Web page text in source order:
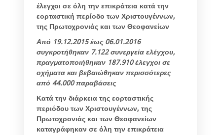
έλεγχοι σε όλη την επικράτεια κατά την
εορταστική περίοδο των Χριστουγέννων,
της Πρωτοχρονιάς και των Θεοφανείων
Από 19.12.2015 έως 06.01.2016
συγκροτήθηκαν 7.122 συνεργεία ελέγχου,
πραγματοποιήθηκαν 187.910 έλεγχοι σε
οχήματα και βεβαιώθηκαν περισσότερες
από 44.000 παραβάσεις
Κατά την διάρκεια της εορταστικής
περιόδου των Χριστουγέννων, της
Πρωτοχρονιάς και των Θεοφανείων
καταγράφηκαν σε όλη την επικράτεια